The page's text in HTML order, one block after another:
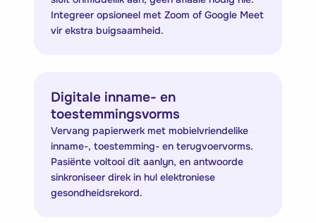
Integreer opsioneel met Zoom of Google Meet
vir ekstra buigsaamheid.
Digitale inname- en
toestemmingsvorms
Vervang papierwerk met mobielvriendelike
inname-, toestemming- en terugvoervorms.
Pasiënte voltooi dit aanlyn, en antwoorde
sinkroniseer direk in hul elektroniese
gesondheidsrekord.